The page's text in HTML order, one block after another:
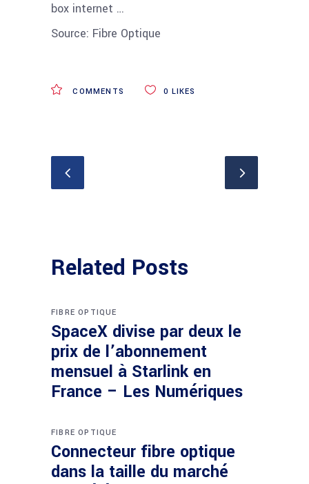
box internet …
Source: Fibre Optique
COMMENTS 0 LIKES
Related Posts
FIBRE OPTIQUE
SpaceX divise par deux le
prix de l’abonnement
mensuel à Starlink en
France – Les Numériques
FIBRE OPTIQUE
Connecteur fibre optique
dans la taille du marché